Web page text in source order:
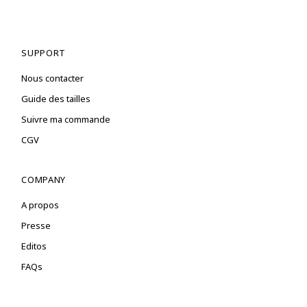
SUPPORT
Nous contacter
Guide des tailles
Suivre ma commande
CGV
COMPANY
A propos
Presse
Editos
FAQs